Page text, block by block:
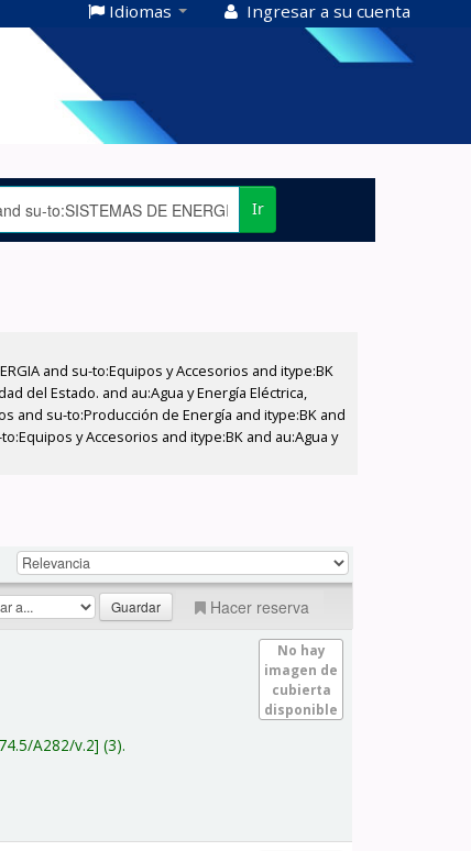
Idiomas Ingresar a su cuenta
Ir
and su-to:Equipos y Accesorios and itype:BK
del Estado. and au:Agua y Energía Eléctrica,
and su-to:Producción de Energía and itype:BK and
y Accesorios and itype:BK and au:Agua y
Hacer reserva
No hay
imagen de
cubierta
disponible
A282/v.2 (3).